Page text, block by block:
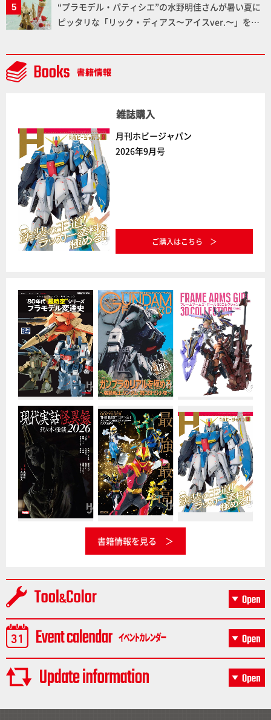
“プラモデル・パティシエ”の水野明佳さんが暑い夏に
ピッタリな「リック・ディアス〜アイスver.〜」を製
雑誌購入
月刊ホビージャパン
2026年9月号
ご購入はこちら
書籍情報を見る